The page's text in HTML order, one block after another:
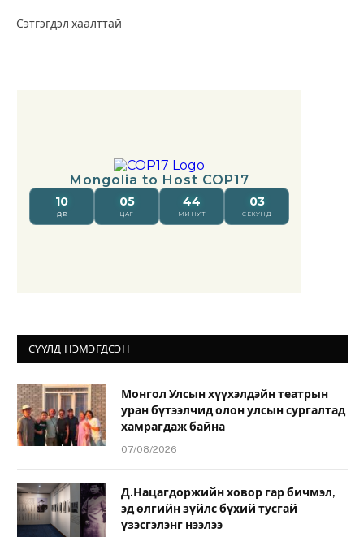
Сэтгэгдэл хаалттай
СҮҮЛД НЭМЭГДСЭН
Монгол Улсын хүүхэлдэйн театрын
уран бүтээлчид олон улсын сургалтад
хамрагдаж байна
07/08/2026
Д.Нацагдоржийн ховор гар бичмэл,
эд өлгийн зүйлс бүхий тусгай
үзэсгэлэнг нээлээ